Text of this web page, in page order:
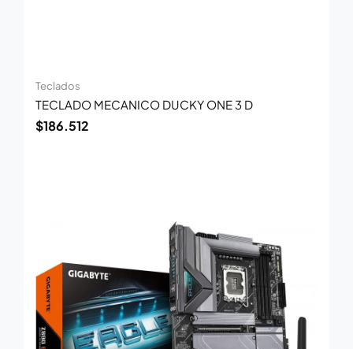
Teclados
TECLADO MECANICO DUCKY ONE 3 D
$186.512